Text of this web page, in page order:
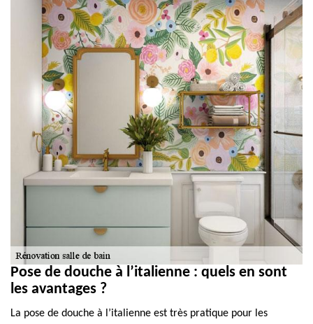
Pose de douche à l’italienne : quels en sont
les avantages ?
La pose de douche à l’italienne est très pratique pour les